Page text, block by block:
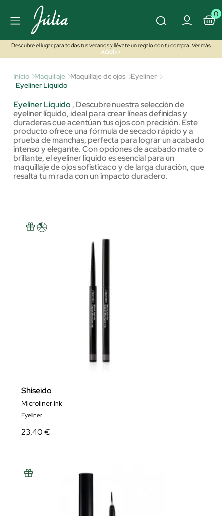
0
Descubre el lugar para todos tus veranos y llévate un regalo con tu compra. Ver más
AQUÍ>>
Inicio Maquillaje Maquillaje de ojos
Eyeliner
Eyeliner Liquido
Eyeliner Liquido , Descubre nuestra selección de
eyeliner líquido, ideal para crear líneas definidas y
duraderas que acentúan tus ojos con precisión. Este
producto ofrece una fórmula de secado rápido y a
prueba de manchas, perfecta para lograr un acabado
intenso y elegante. Con opciones de acabado mate o
brillante, el eyeliner líquido es esencial para un
maquillaje de ojos sofisticado y de larga duración, que
resalta tu mirada con un impacto duradero.
Shiseido
Microliner Ink
Eyeliner
23,40 €